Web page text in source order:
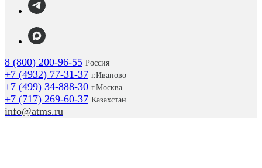
8 (800) 200-96-55 Россия
+7 (4932) 77-31-37 г.Иваново
+7 (499) 34-888-30 г.Москва
+7 (717) 269-60-37 Казахстан
info@atms.ru